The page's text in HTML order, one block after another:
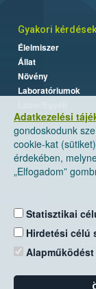
Adatkezelési
gondoskodunk
cookie-kat
érdekében,
„Elfogadom”
Statisztikai
Hirdetési célú
Gyakori kérdések
Élelmiszer
Állat
Növény
Laboratóriumok